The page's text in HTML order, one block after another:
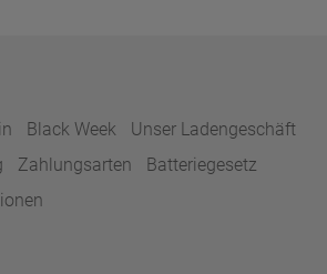
Black Week
Unser Ladengeschäft
Zahlungsarten
Batteriegesetz